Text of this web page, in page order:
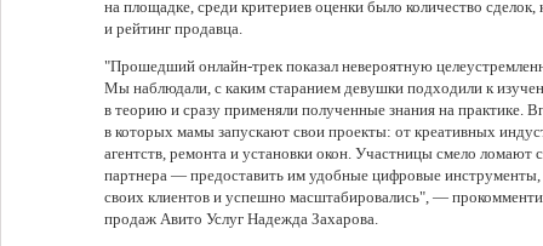
на площадке, среди критериев оценки было количество
и рейтинг продавца.
"Прошедший онлайн-трек показал невероятную
Мы наблюдали, с каким старанием девушки подходили к
в теорию и сразу применяли полученные знания на практике.
в которых мамы запускают свои проекты: от креативных
агентств, ремонта и установки окон. Участницы смело ломают
партнера — предоставить им удобные цифровые
своих клиентов и успешно масштабировались", —
продаж Авито Услуг Надежда Захарова.